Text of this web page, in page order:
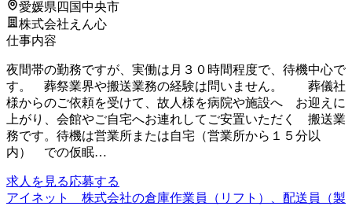
愛媛県四国中央市
株式会社えん心
仕事内容
夜間帯の勤務ですが、実働は月３０時間程度で、待機中心で
す。 葬祭業界や搬送業務の経験は問いません。 葬儀社
様からのご依頼を受けて、故人様を病院や施設へ お迎えに
上がり、会館やご自宅へお連れしてご安置いただく 搬送業
務です。待機は営業所または自宅（営業所から１５分以
内） での仮眠…
求人を見る応募する
アイネット 株式会社の倉庫作業員（リフト）、配送員（製